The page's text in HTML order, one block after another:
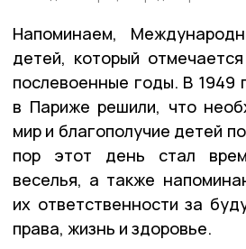
Напоминаем,
детей, который
послевоенные годы. В 1949
в Париже решили, что
мир и благополучие детей
пор этот день стал
веселья, а также
их ответственности за
права, жизнь и здоровье.